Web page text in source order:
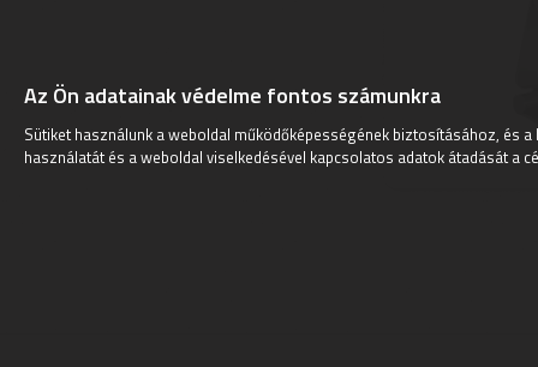
Az Ön adatainak védelme fontos számunkra
Sütiket használunk a weboldal működőképességének biztosításához, és
használatát és a weboldal viselkedésével kapcsolatos adatok átadását